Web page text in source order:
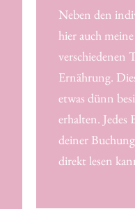
Neben den
hier auch
verschiedenen
Ernährung.
etwas dünn
erhalten.
deiner
direkt lesen